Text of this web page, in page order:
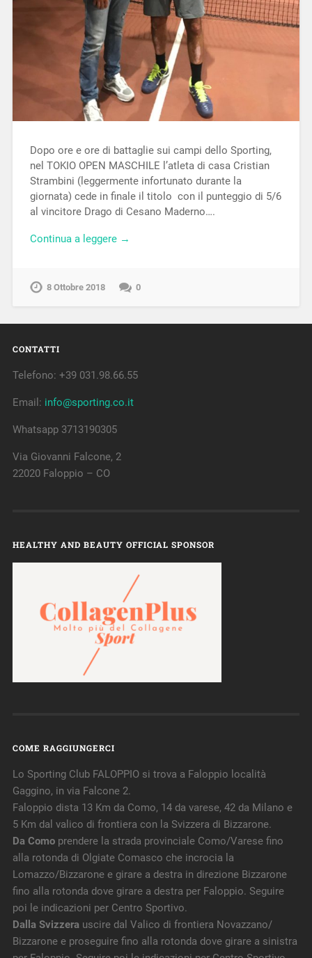
Dopo ore e ore di battaglie sui campi dello Sporting,
nel TOKIO OPEN MASCHILE l’atleta di casa Cristian
Strambini (leggermente infortunato durante la
giornata) cede in finale il titolo con il punteggio di 5/6
al vincitore Drago di Cesano Maderno….
Continua a leggere →
8 Ottobre 2018 0
CONTATTI
Telefono: +39 031.98.66.55
Email: info@sporting.co.it
Whatsapp 3713190305
Via Giovanni Falcone, 2
22020 Faloppio – CO
HEALTHY AND BEAUTY OFFICIAL SPONSOR
COME RAGGIUNGERCI
Lo Sporting Club FALOPPIO si trova a Faloppio località
Gaggino, in via Falcone 2.
Faloppio dista 13 Km da Como, 14 da varese, 42 da Milano e
5 Km dal valico di frontiera con la Svizzera di Bizzarone.
Da Comoprendere la strada provinciale Como/Varese fino
alla rotonda di Olgiate Comasco che incrocia la
Lomazzo/Bizzarone e girare a destra in direzione Bizzarone
fino alla rotonda dove girare a destra per Faloppio. Seguire
poi le indicazioni per Centro Sportivo.
Dalla Svizzerauscire dal Valico di frontiera Novazzano/
Bizzarone e proseguire fino alla rotonda dove girare a sinistra